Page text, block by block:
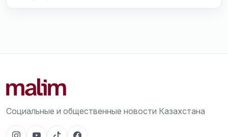
Социальные и общественные новости Казахстана